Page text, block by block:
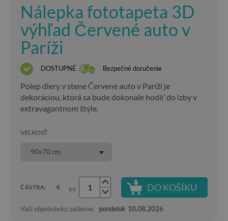
Nálepka fototapeta 3D
výhľad Červené auto v
Paríži
DOSTUPNÉ Bezpečné doručenie
Polep diery v stene Červené auto v Paríži je
dekoráciou, ktorá sa bude dokonale hodiť do izby v
extravagantnom štýle.
VEĽKOSŤ
90x70 cm
ČÁSTKA: € KS DO KOŠÍKU
Vaši objednávku zašleme: pondelok 10.08.2026